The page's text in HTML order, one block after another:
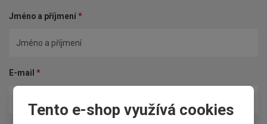
Tento e-shop využívá cookies
Jméno a příjmení*
E-mail *